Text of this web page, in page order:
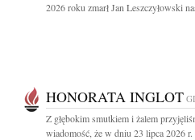
2026 roku zmarł Jan Leszczyłowski
HONORATA INGLOT
Z głębokim smutkiem i żalem
wiadomość, że w dniu 23 lipca 2026 r.